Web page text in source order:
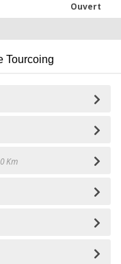
Ouvert
Tourcoing
Km